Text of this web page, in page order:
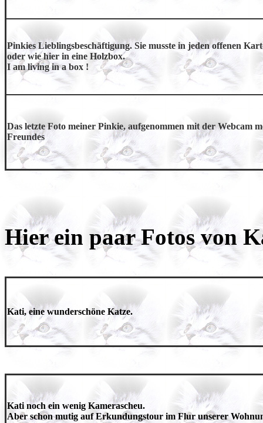
Pinkies Lieblingsbeschäftigung. Sie musste in jeden offenen
oder wie hier in eine Holzbox.
I am living in a box !
Das letzte Foto meiner Pinkie, aufgenommen mit der Webcam
Freundes
Hier ein paar Fotos von
Kati, eine wunderschöne Katze.
Kati noch ein wenig Kamerascheu.
Aber schon mutig auf Erkundungstour im Flur unserer